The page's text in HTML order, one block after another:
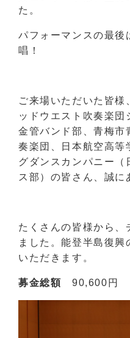
た。
パフォーマンスの最後
唱！
ご来場いただいた皆様
ッドウエスト吹奏楽団
金管バンド部、青梅市
奏楽団、日本航空高等
グダンスカンパニー（
ス部）の皆さん、誠に
たくさんの皆様から、
ました。能登半島復興
いただきます。
募金総額 90,600円